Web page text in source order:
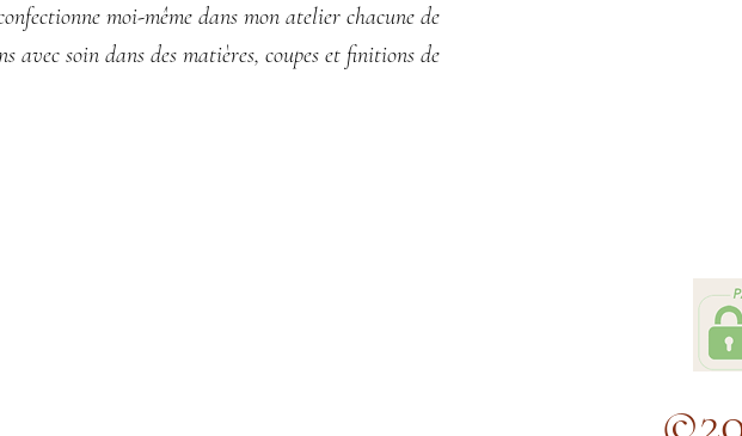
moi-même dans mon atelier chacune de
avec soin dans des matières, coupes et finitions de